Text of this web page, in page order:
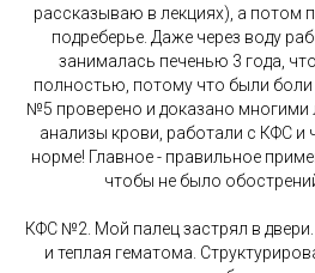
рассказываю в лекциях), а потом
подреберье. Даже через воду
занималась печенью 3 года,
полностью, потому что были боли
№5 проверено и доказано многими
анализы крови, работали с КФС и
норме! Главное - правильное
чтобы не было
КФС №2. Мой палец застрял в
и теплая гематома.